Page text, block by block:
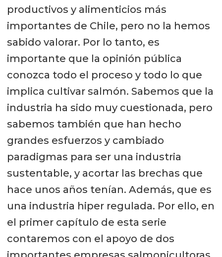
productivos y alimenticios más
importantes de Chile, pero no la hemos
sabido valorar. Por lo tanto, es
importante que la opinión pública
conozca todo el proceso y todo lo que
implica cultivar salmón. Sabemos que la
industria ha sido muy cuestionada, pero
sabemos también que han hecho
grandes esfuerzos y cambiado
paradigmas para ser una industria
sustentable, y acortar las brechas que
hace unos años tenían. Además, que es
una industria hiper regulada. Por ello, en
el primer capítulo de esta serie
contaremos con el apoyo de dos